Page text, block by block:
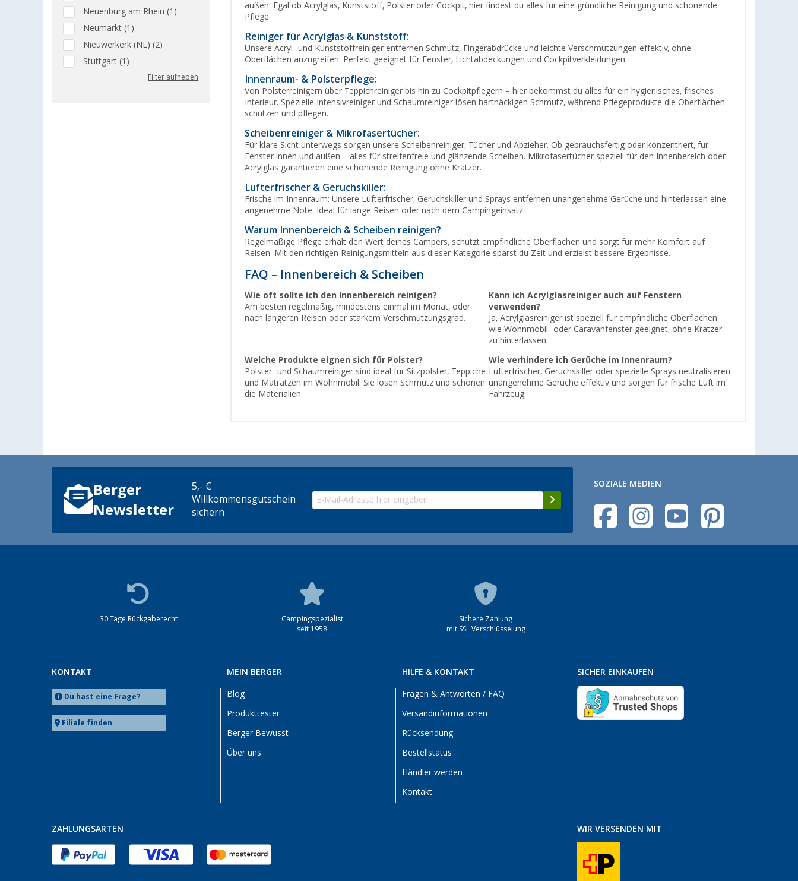
Neuenburg am Rhein (1)
Neumarkt (1)
Nieuwerkerk (NL) (2)
Stuttgart (1)
Filter aufheben
außen. Egal ob Acrylglas, Kunststoff, Polster oder Cockpit, hier findest du alles für eine gründliche Reinigung und schonende
Pflege.
Reiniger für Acrylglas & Kunststoff:
Unsere Acryl- und Kunststoffreiniger entfernen Schmutz, Fingerabdrücke und leichte Verschmutzungen effektiv, ohne
Oberflächen anzugreifen. Perfekt geeignet für Fenster, Lichtabdeckungen und Cockpitverkleidungen.
Innenraum- & Polsterpflege:
Von Polsterreinigern über Teppichreiniger bis hin zu Cockpitpflegern – hier bekommst du alles für ein hygienisches, frisches
Interieur. Spezielle Intensivreiniger und Schaumreiniger lösen hartnäckigen Schmutz, während Pflegeprodukte die Oberflächen
schützen und pflegen.
Scheibenreiniger & Mikrofasertücher:
Für klare Sicht unterwegs sorgen unsere Scheibenreiniger, Tücher und Abzieher. Ob gebrauchsfertig oder konzentriert, für
Fenster innen und außen – alles für streifenfreie und glänzende Scheiben. Mikrofasertücher speziell für den Innenbereich oder
Acrylglas garantieren eine schonende Reinigung ohne Kratzer.
Lufterfrischer & Geruchskiller:
Frische im Innenraum: Unsere Lufterfrischer, Geruchskiller und Sprays entfernen unangenehme Gerüche und hinterlassen eine
angenehme Note. Ideal für lange Reisen oder nach dem Campingeinsatz.
Warum Innenbereich & Scheiben reinigen?
Regelmäßige Pflege erhält den Wert deines Campers, schützt empfindliche Oberflächen und sorgt für mehr Komfort auf
Reisen. Mit den richtigen Reinigungsmitteln aus dieser Kategorie sparst du Zeit und erzielst bessere Ergebnisse.
FAQ – Innenbereich & Scheiben
Wie oft sollte ich den Innenbereich reinigen?
Am besten regelmäßig, mindestens einmal im Monat, oder
nach längeren Reisen oder starkem Verschmutzungsgrad.
Kann ich Acrylglasreiniger auch auf Fenstern
verwenden?
Ja, Acrylglasreiniger ist speziell für empfindliche Oberflächen
wie Wohnmobil- oder Caravanfenster geeignet, ohne Kratzer
zu hinterlassen.
Welche Produkte eignen sich für Polster?
Polster- und Schaumreiniger sind ideal für Sitzpolster, Teppiche
und Matratzen im Wohnmobil. Sie lösen Schmutz und schonen
die Materialien.
Wie verhindere ich Gerüche im Innenraum?
Lufterfrischer, Geruchskiller oder spezielle Sprays neutralisieren
unangenehme Gerüche effektiv und sorgen für frische Luft im
Fahrzeug.
Berger
Newsletter
5,- €
Willkommensgutschein
sichern
SOZIALE MEDIEN
30 Tage Rückgaberecht
Campingspezialist
seit 1958
Sichere Zahlung
mit SSL Verschlüsselung
KONTAKT
Du hast eine Frage?
Filiale finden
MEIN BERGER
Blog
Produkttester
Berger Bewusst
Über uns
HILFE & KONTAKT
Fragen & Antworten / FAQ
Versandinformationen
Rücksendung
Bestellstatus
Händler werden
Kontakt
SICHER EINKAUFEN
ZAHLUNGSARTEN WIR VERSENDEN MIT